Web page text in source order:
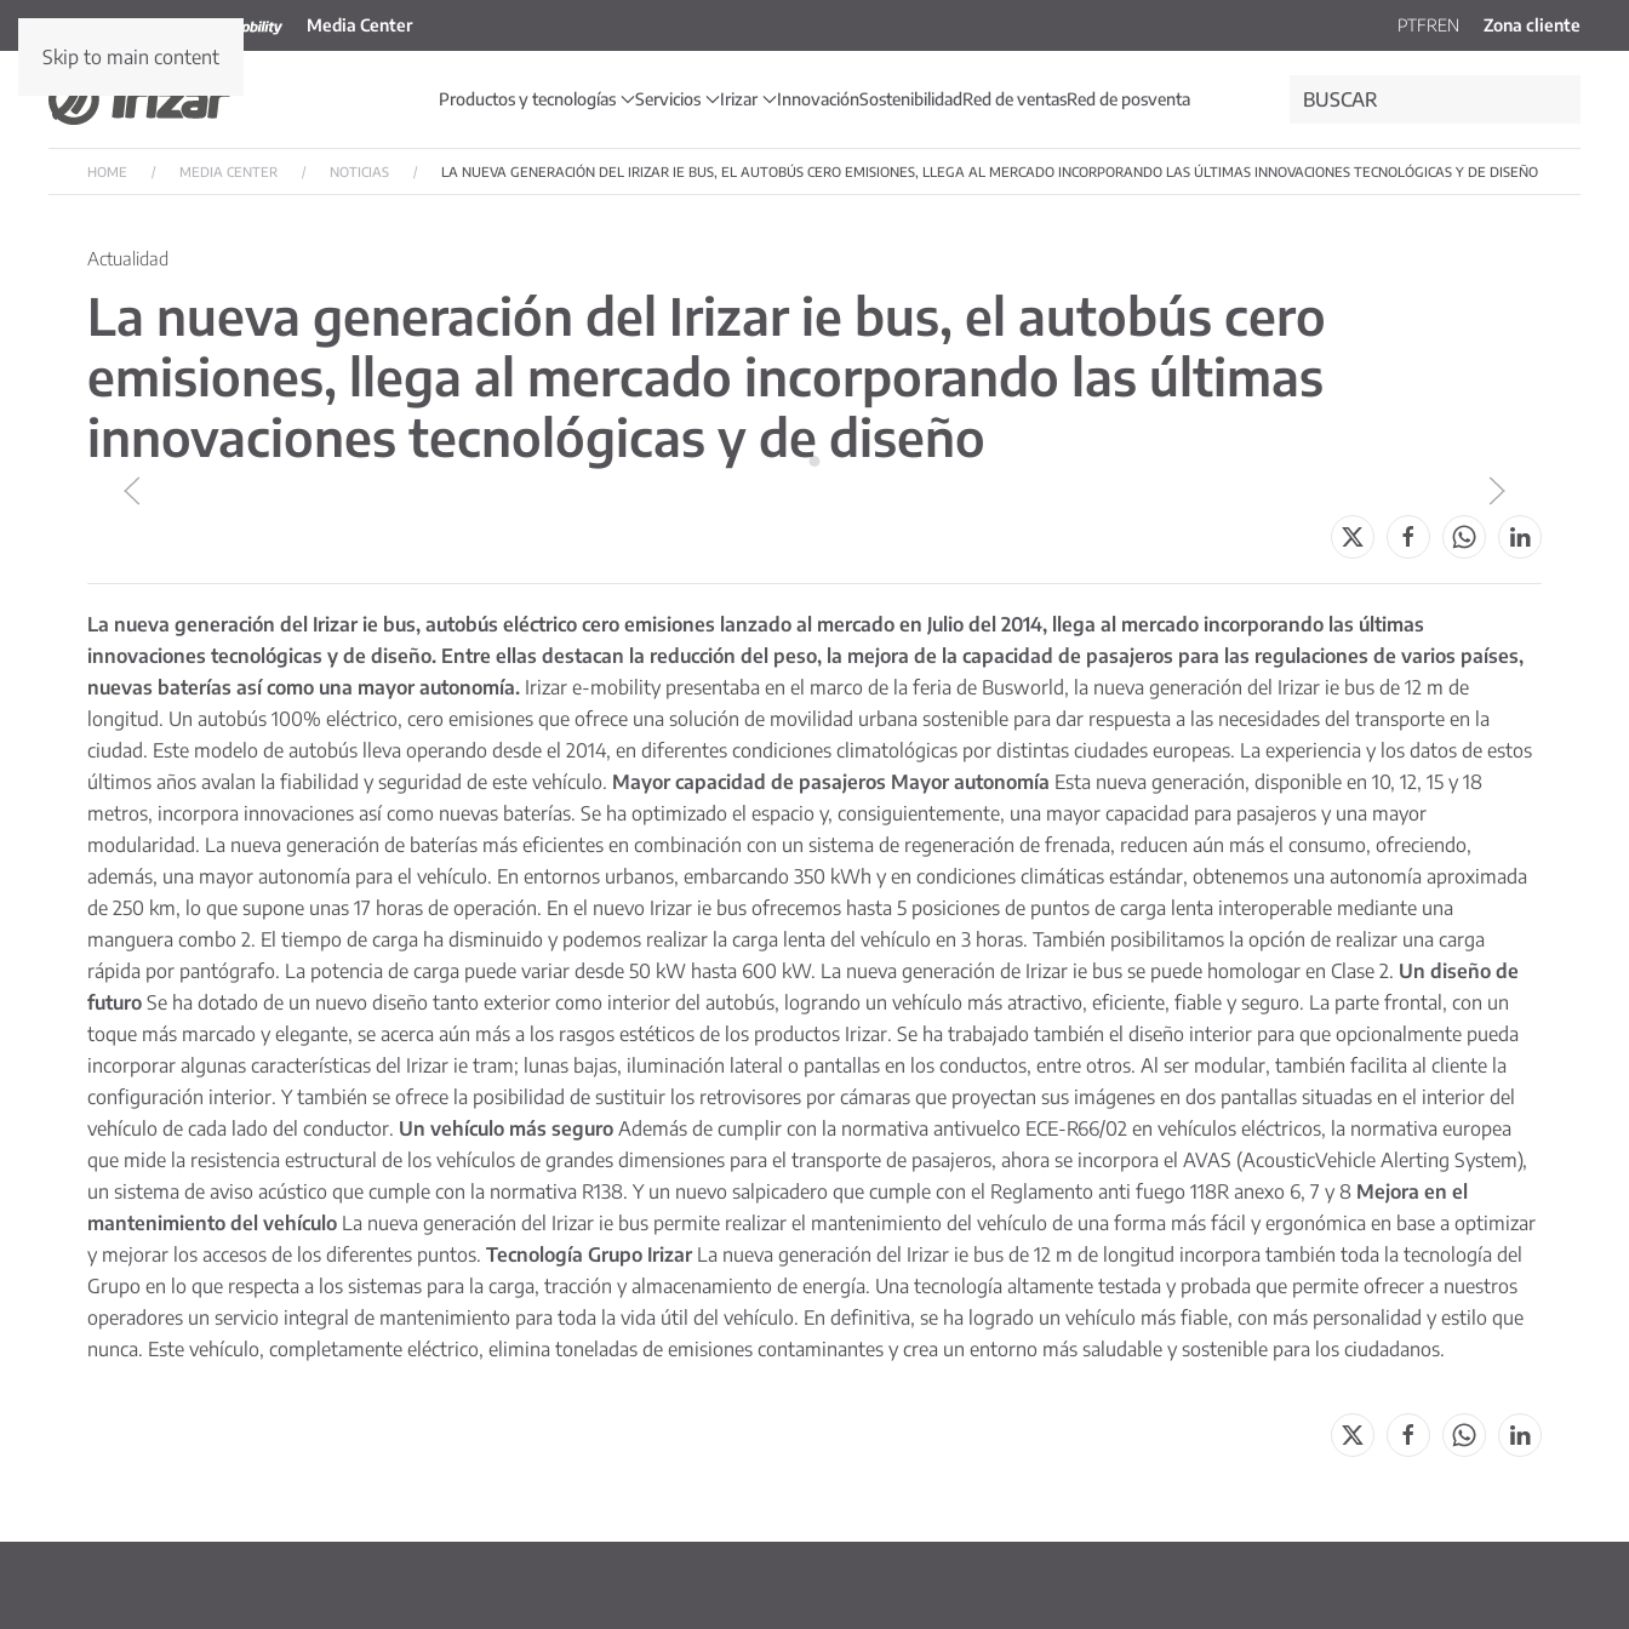
Skip to main content
Media Center PTFREN Zona cliente
Productos y tecnologías Servicios Irizar InnovaciónSostenibilidadRed de ventasRed de posventa
HOME MEDIA CENTER NOTICIAS LA NUEVA GENERACIÓN DEL IRIZAR IE BUS, EL AUTOBÚS CERO EMISIONES, LLEGA AL MERCADO INCORPORANDO LAS ÚLTIMAS INNOVACIONES TECNOLÓGICAS Y DE DISEÑO
Actualidad
La nueva generación del Irizar ie bus, el autobús cero
emisiones, llega al mercado incorporando las últimas
innovaciones tecnológicas y de diseño
La nueva generación del Irizar ie bus, autobús eléctrico cero emisiones lanzado al mercado en Julio del 2014, llega al mercado incorporando las últimas
innovaciones tecnológicas y de diseño. Entre ellas destacan la reducción del peso, la mejora de la capacidad de pasajeros para las regulaciones de varios países,
nuevas baterías así como una mayor autonomía. Irizar e-mobility presentaba en el marco de la feria de Busworld, la nueva generación del Irizar ie bus de 12 m de
longitud. Un autobús 100% eléctrico, cero emisiones que ofrece una solución de movilidad urbana sostenible para dar respuesta a las necesidades del transporte en la
ciudad. Este modelo de autobús lleva operando desde el 2014, en diferentes condiciones climatológicas por distintas ciudades europeas. La experiencia y los datos de estos
últimos años avalan la fiabilidad y seguridad de este vehículo. Mayor capacidad de pasajeros Mayor autonomía Esta nueva generación, disponible en 10, 12, 15 y 18
metros, incorpora innovaciones así como nuevas baterías. Se ha optimizado el espacio y, consiguientemente, una mayor capacidad para pasajeros y una mayor
modularidad. La nueva generación de baterías más eficientes en combinación con un sistema de regeneración de frenada, reducen aún más el consumo, ofreciendo,
además, una mayor autonomía para el vehículo. En entornos urbanos, embarcando 350 kWh y en condiciones climáticas estándar, obtenemos una autonomía aproximada
de 250 km, lo que supone unas 17 horas de operación. En el nuevo Irizar ie bus ofrecemos hasta 5 posiciones de puntos de carga lenta interoperable mediante una
manguera combo 2. El tiempo de carga ha disminuido y podemos realizar la carga lenta del vehículo en 3 horas. También posibilitamos la opción de realizar una carga
rápida por pantógrafo. La potencia de carga puede variar desde 50 kW hasta 600 kW. La nueva generación de Irizar ie bus se puede homologar en Clase 2. Un diseño de
futuro Se ha dotado de un nuevo diseño tanto exterior como interior del autobús, logrando un vehículo más atractivo, eficiente, fiable y seguro. La parte frontal, con un
toque más marcado y elegante, se acerca aún más a los rasgos estéticos de los productos Irizar. Se ha trabajado también el diseño interior para que opcionalmente pueda
incorporar algunas características del Irizar ie tram; lunas bajas, iluminación lateral o pantallas en los conductos, entre otros. Al ser modular, también facilita al cliente la
configuración interior. Y también se ofrece la posibilidad de sustituir los retrovisores por cámaras que proyectan sus imágenes en dos pantallas situadas en el interior del
vehículo de cada lado del conductor. Un vehículo más seguro Además de cumplir con la normativa antivuelco ECE-R66/02 en vehículos eléctricos, la normativa europea
que mide la resistencia estructural de los vehículos de grandes dimensiones para el transporte de pasajeros, ahora se incorpora el AVAS (AcousticVehicle Alerting System),
un sistema de aviso acústico que cumple con la normativa R138. Y un nuevo salpicadero que cumple con el Reglamento anti fuego 118R anexo 6, 7 y 8 Mejora en el
mantenimiento del vehículo La nueva generación del Irizar ie bus permite realizar el mantenimiento del vehículo de una forma más fácil y ergonómica en base a optimizar
y mejorar los accesos de los diferentes puntos. Tecnología Grupo IrizarLa nueva generación del Irizar ie bus de 12 m de longitud incorpora también toda la tecnología del
Grupo en lo que respecta a los sistemas para la carga, tracción y almacenamiento de energía. Una tecnología altamente testada y probada que permite ofrecer a nuestros
operadores un servicio integral de mantenimiento para toda la vida útil del vehículo. En definitiva, se ha logrado un vehículo más fiable, con más personalidad y estilo que
nunca. Este vehículo, completamente eléctrico, elimina toneladas de emisiones contaminantes y crea un entorno más saludable y sostenible para los ciudadanos.